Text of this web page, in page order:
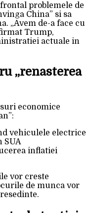
problemele de
China” si sa
„Avem de-a face cu
Trump,
actuale in
„renasterea
economice
vehiculele electrice
SUA
inflatiei
vor creste
de munca vor